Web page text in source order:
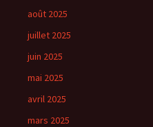
août 2025
juillet 2025
juin 2025
mai 2025
avril 2025
mars 2025